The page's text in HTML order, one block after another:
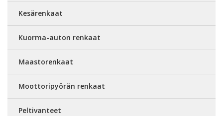
Kesärenkaat
Kuorma-auton renkaat
Maastorenkaat
Moottoripyörän renkaat
Peltivanteet